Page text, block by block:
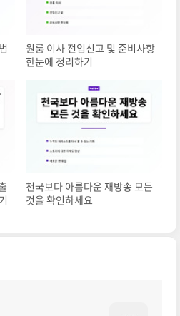
원룸 이사 전입신고 및 준비사항
한눈에 정리하기
천국보다 아름다운 재방송 모든
것을 확인하세요